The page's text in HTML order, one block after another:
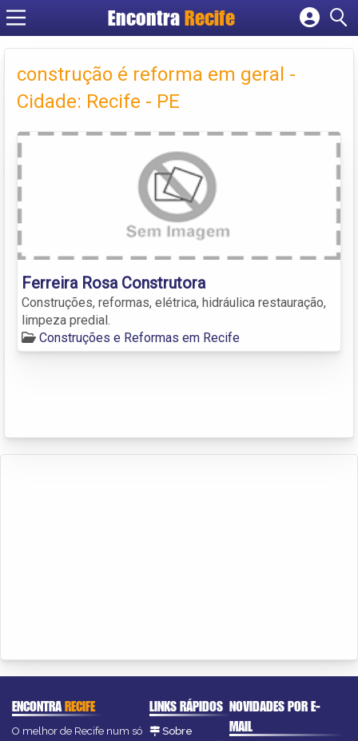
Encontra Recife
Cadastrar empresa
Criar conta
construção é reforma em geral -
Cidade: Recife - PE
Ferreira Rosa Construtora
Construções, reformas, elétrica, hidráulica restauração,
limpeza predial.
Construções e Reformas em Recife
ENCONTRARECIFE
O melhor de Recife num só
LINKS RÁPIDOS
Sobre
NOVIDADES POR E-
MAIL